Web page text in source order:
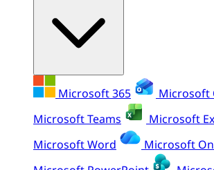
Microsoft 365
Microsoft
Microsoft Teams
Microsoft
Microsoft Word
Microsoft